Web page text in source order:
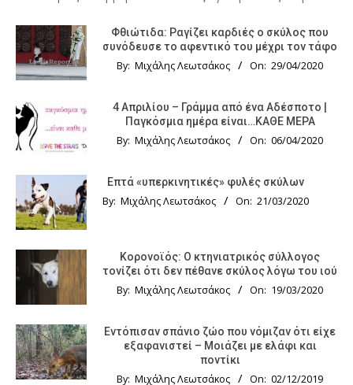
Φθιώτιδα: Ραγίζει καρδιές ο σκύλος που
συνόδευσε το αφεντικό του μέχρι τον τάφο
By: Μιχάλης Λεωτσάκος On: 29/04/2020
4 Απριλίου – Γράμμα από ένα Αδέσποτο |
Παγκόσμια ημέρα είναι…ΚΑΘΕ ΜΕΡΑ
By: Μιχάλης Λεωτσάκος On: 06/04/2020
Επτά «υπερκινητικές» φυλές σκύλων
By: Μιχάλης Λεωτσάκος On: 21/03/2020
Κορονοϊός: Ο κτηνιατρικός σύλλογος
τονίζει ότι δεν πέθανε σκύλος λόγω του ιού
By: Μιχάλης Λεωτσάκος On: 19/03/2020
Εντόπισαν σπάνιο ζώο που νόμιζαν ότι είχε
εξαφανιστεί – Μοιάζει με ελάφι και
ποντίκι
By: Μιχάλης Λεωτσάκος On: 02/12/2019